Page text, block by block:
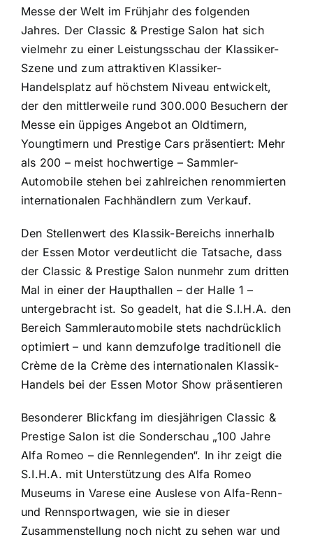
Messe der Welt im Frühjahr des folgenden
Jahres. Der Classic & Prestige Salon hat sich
vielmehr zu einer Leistungsschau der Klassiker-
Szene und zum attraktiven Klassiker-
Handelsplatz auf höchstem Niveau entwickelt,
der den mittlerweile rund 300.000 Besuchern der
Messe ein üppiges Angebot an Oldtimern,
Youngtimern und Prestige Cars präsentiert: Mehr
als 200 – meist hochwertige – Sammler-
Automobile stehen bei zahlreichen renommierten
internationalen Fachhändlern zum Verkauf.
Den Stellenwert des Klassik-Bereichs innerhalb
der Essen Motor verdeutlicht die Tatsache, dass
der Classic & Prestige Salon nunmehr zum dritten
Mal in einer der Haupthallen – der Halle 1 –
untergebracht ist. So geadelt, hat die S.I.H.A. den
Bereich Sammlerautomobile stets nachdrücklich
optimiert – und kann demzufolge traditionell die
Crème de la Crème des internationalen Klassik-
Handels bei der Essen Motor Show präsentieren
Besonderer Blickfang im diesjährigen Classic &
Prestige Salon ist die Sonderschau „100 Jahre
Alfa Romeo – die Rennlegenden“. In ihr zeigt die
S.I.H.A. mit Unterstützung des Alfa Romeo
Museums in Varese eine Auslese von Alfa-Renn-
und Rennsportwagen, wie sie in dieser
Zusammenstellung noch nicht zu sehen war und